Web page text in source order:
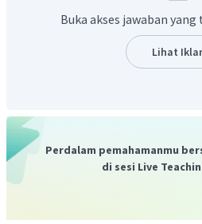
dan juga memantau
penjualan laba bersih untuk
adalah untuk memastikan
Jadi, jawaban yang tepat adalah
Buka akses jawaban
Lihat
Perdalam pemahamanmu
di sesi Live